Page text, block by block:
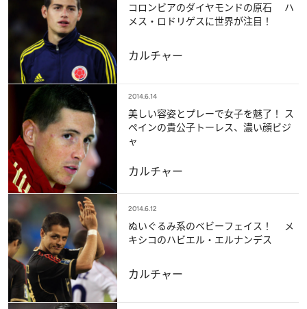
コロンビアのダイヤモンドの原石 ハ
メス・ロドリゲスに世界が注目！
カルチャー
2014.6.14
美しい容姿とプレーで女子を魅了！ ス
ペインの貴公子トーレス、濃い顔ビジ
ャ
カルチャー
2014.6.12
ぬいぐるみ系のベビーフェイス！ メ
キシコのハビエル・エルナンデス
カルチャー